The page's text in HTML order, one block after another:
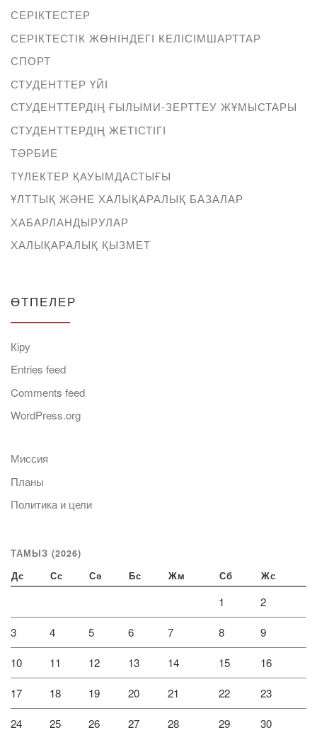
СЕРІКТЕСТЕР
СЕРІКТЕСТІК ЖӨНІНДЕГІ КЕЛІСІМШАРТТАР
СПОРТ
СТУДЕНТТЕР ҮЙІ
СТУДЕНТТЕРДІҢ ҒЫЛЫМИ-ЗЕРТТЕУ ЖҰМЫСТАРЫ
СТУДЕНТТЕРДІҢ ЖЕТІСТІГІ
ТӘРБИЕ
ТҮЛЕКТЕР ҚАУЫМДАСТЫҒЫ
ҰЛТТЫҚ ЖӘНЕ ХАЛЫҚАРАЛЫҚ БАЗАЛАР
ХАБАРЛАНДЫРУЛАР
ХАЛЫҚАРАЛЫҚ ҚЫЗМЕТ
ӨТПЕЛЕР
Кіру
Entries feed
Comments feed
WordPress.org
Миссия
Планы
Политика и цели
ТАМЫЗ (2026)
Дс Сс Сә Бс Жм Сб Жс
1 2
3 4 5 6 7 8 9
10 11 12 13 14 15 16
17 18 19 20 21 22 23
24 25 26 27 28 29 30